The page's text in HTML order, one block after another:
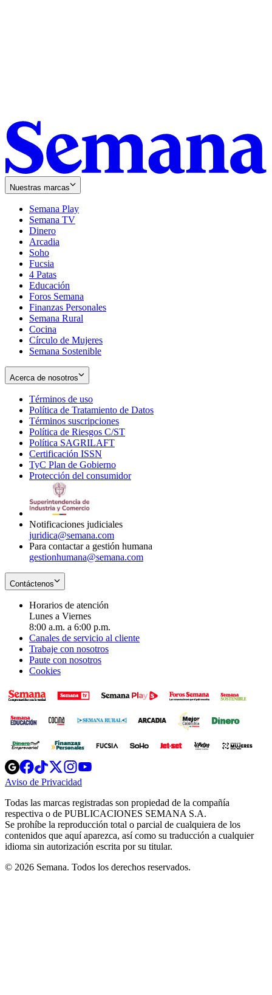
Nuestras marcas
Semana Play
Semana TV
Dinero
Arcadia
Soho
in
new
window
Fucsia
in
new
window
4 Patas
Educación
Foros Semana
Finanzas Personales
Semana Rural
Cocina
Círculo de Mujeres
Semana Sostenible
Acerca de nosotros
Términos de uso
in
new
window
Política de Tratamiento de Datos
Términos suscripciones
in
Política de Riesgos C/ST
Política SAGRILAFT
new
window
Certificación ISSN
in
new
TyC Plan de Gobierno
in
Protección del consumidorOpens
Notificaciones judiciales
juridica@semana.com
Para contactar a gestión humana
gestionhumana@semana.com
Contáctenos
Horarios de atención
Lunes a Viernes
8:00 a.m. a 6:00 p.m.
Canales de servicio al cliente
Trabaje con nosotros
Paute con nosotros
Cookies
Opens
in
new
Opens
in
new
Opens
in
new
window
Opens
new
windowwindow
Aviso de Privacidad
new
window
Todas las marcas registradas son propiedad de la compañía
respectiva o de PUBLICACIONES SEMANA S.A.
Se prohíbe la reproducción total o parcial de cualquiera de los
contenidos que aquí aparezca, así como su traducción a cualquier
idioma sin autorización escrita por su titular.
© 2026 Semana. Todos los derechos reservados.